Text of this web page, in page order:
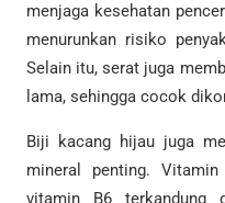
menjaga kesehatan
menurunkan risiko
Selain itu, serat juga
lama, sehingga cocok
Biji kacang hijau juga
mineral penting.
vitamin B6 terkandung